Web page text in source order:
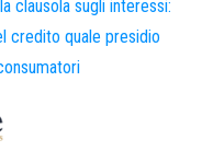
clausola sugli interessi:
credito quale presidio